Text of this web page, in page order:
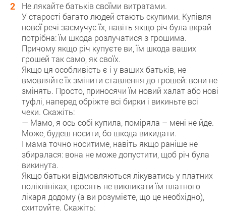
Не лякайте батьків своїми витратами.
У старості багато людей стають скупими. Купівля
нової речі засмучує їх, навіть якщо річ була вкрай
потрібна: їм шкода розлучатися з грошима.
Причому якщо річ купуєте ви, їм шкода ваших
грошей так само, як своїх.
Якщо ця особливість є і у ваших батьків, не
вмовляйте їх змінити ставлення до грошей: вони не
змінять. Просто, приносячи їм новий халат або нові
туфлі, наперед обріжте всі бирки і викиньте всі
чеки. Скажіть:
— Мамо, я ось собі купила, поміряла – мені не йде.
Може, будеш носити, бо шкода викидати.
І мама точно носитиме, навіть якщо раніше не
збиралася: вона не може допустити, щоб річ була
викинута.
Якщо батьки відмовляються лікуватись у платних
поліклініках, просять не викликати їм платного
лікаря додому (а ви розумієте, що це необхідно),
схитруйте. Скажіть: